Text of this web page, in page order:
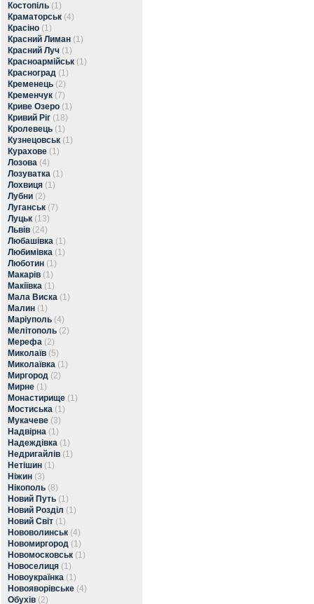
Костопіль (1)
Краматорськ (4)
Красіно (1)
Красний Лиман (1)
Красний Луч (1)
Красноармійськ (1)
Красноград (1)
Кременець (2)
Кременчук (7)
Криве Озеро (1)
Кривий Ріг (18)
Кролевець (1)
Кузнецовськ (1)
Курахове (1)
Лозова (4)
Лозуватка (1)
Лохвиця (1)
Лубни (2)
Луганськ (7)
Луцьк (13)
Львів (24)
Любашівка (1)
Любимівка (1)
Люботин (1)
Макарів (1)
Макіївка (1)
Мала Виска (1)
Малин (1)
Маріуполь (4)
Мелітополь (2)
Мерефа (2)
Миколаїв (5)
Миколаївка (1)
Миргород (2)
Мирне (1)
Монастирище (1)
Мостиська (1)
Мукачеве (3)
Надвірна (1)
Надеждівка (1)
Недригайлів (1)
Нетішин (1)
Ніжин (3)
Нікополь (8)
Новий Путь (1)
Новий Розділ (1)
Новий Світ (1)
Нововолинськ (4)
Новомиргород (1)
Новомосковськ (1)
Новоселиця (1)
Новоукраїнка (1)
Новояворівське (4)
Обухів (2)